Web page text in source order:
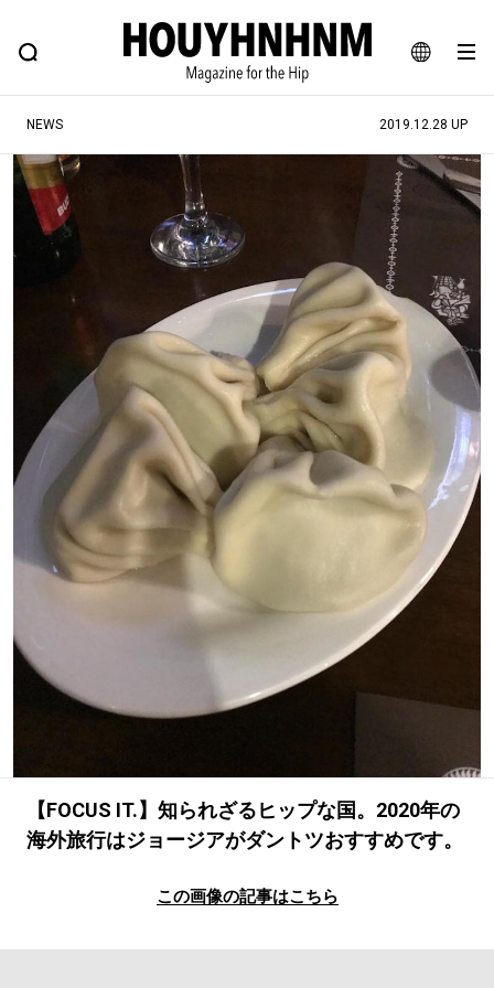
JA
EN
FEATURE BLOG SNAP
ヒップなファッション、カルチャー、ライフスタイルWEBマガジン
#注目のタグ
#SHOPPING ADDICT #憧れの逸品
#古着サミット
#NEW VINTAGE #マイナーグッド図鑑
#路地裏てぃーん。 #MONTHLY JOURNAL
#GH 銘品の所以 #フイナムのYouTube
#Commune H #FOCUS IT #AH.H
#ととけん #FASHION #MUSIC #MOVIE
#LIFESTYLE #SNEAKER #OUTDOOR
#SPORTS #HANDSOME HANDBOOK
NEWS 2019.12.28 UP
【FOCUS IT.】知られざるヒップな国。2020年の
海外旅行はジョージアがダントツおすすめです。
この画像の記事はこちら